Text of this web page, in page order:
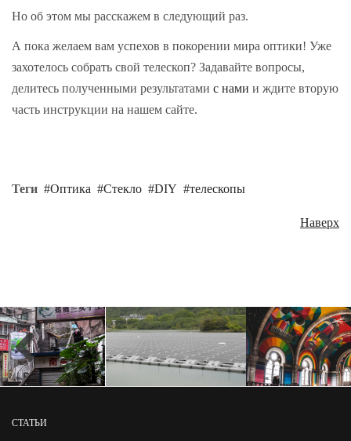
Но об этом мы расскажем в следующий раз.
А пока желаем вам успехов в покорении мира оптики! Уже
захотелось собрать свой телескоп? Задавайте вопросы,
делитесь полученными результатами с нами и ждите вторую
часть инструкции на нашем сайте.
Теги Оптика Стекло DIY телескопы
Наверх
СТАТЬИ